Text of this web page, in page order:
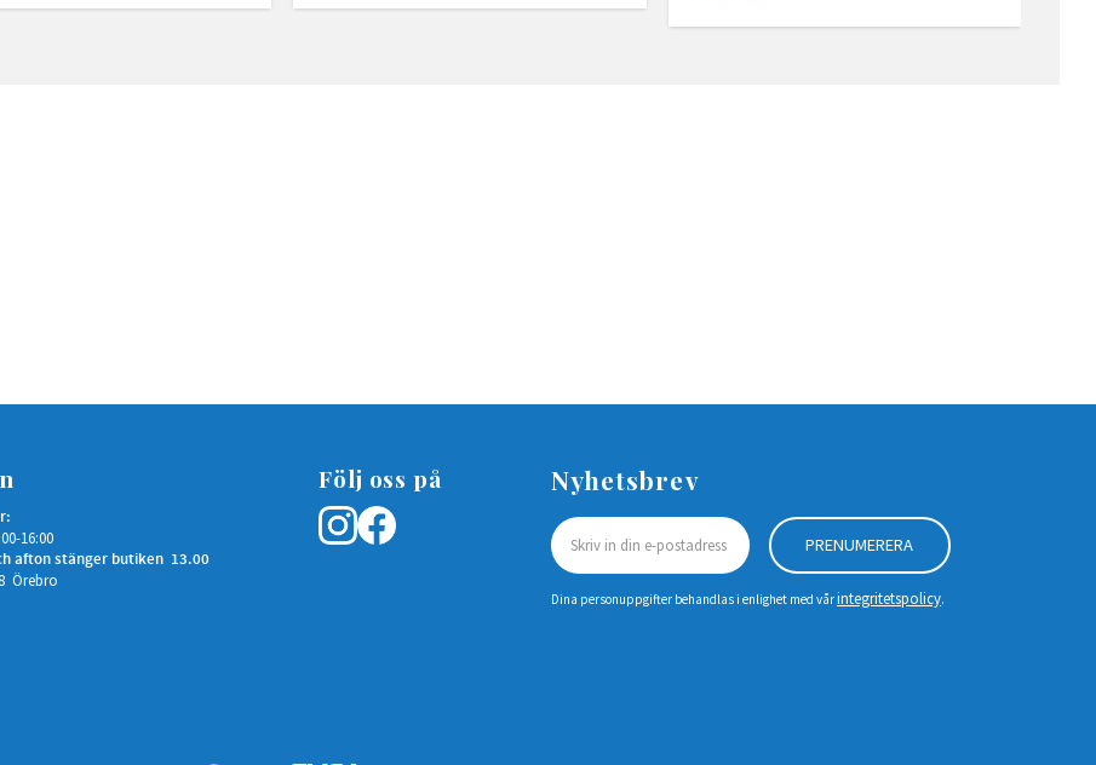
16:00
afton stänger butiken 13.00
Örebro
Följ oss på Nyhetsbrev
PRENUMERERA
Dina personuppgifter behandlas i enlighet med vårintegritetspolicy.